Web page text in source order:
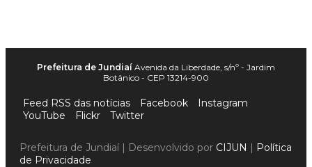
Prefeitura de Jundiaí Avenida da Liberdade, s/nº - Jardim
Botânico - CEP 13214-900
Feed RSS das notícias Facebook
Instagram
YouTube
Flickr Twitter
Prefeitura de Jundiaí | Desenvolvido por CIJUN | Política
de Privacidade